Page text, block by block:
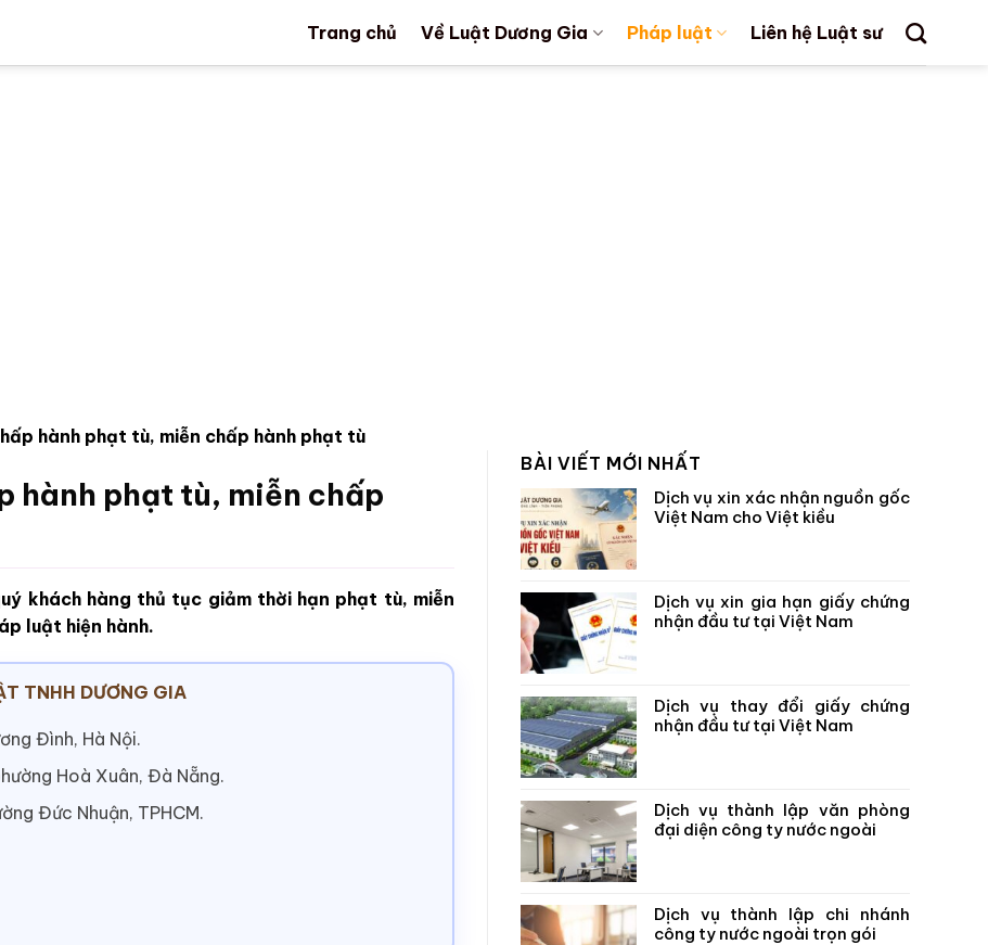
Trang chủ Về Luật Dương Gia Pháp luật Liên hệ Luật sư
hành phạt tù, miễn chấp hành phạt tù
hành phạt tù, miễn chấp
khách hàng thủ tục giảm thời hạn phạt tù, miễn
luật hiện hành.
TNHH DƯƠNG GIA
Đình, Hà Nội.
Hoà Xuân, Đà Nẵng.
Đức Nhuận, TPHCM.
BÀI VIẾT MỚI NHẤT
Dịch vụ xin xác nhận nguồn gốc
Việt Nam cho Việt kiều
Dịch vụ xin gia hạn giấy chứng
nhận đầu tư tại Việt Nam
Dịch vụ thay đổi giấy chứng
nhận đầu tư tại Việt Nam
Dịch vụ thành lập văn phòng
đại diện công ty nước ngoài
Dịch vụ thành lập chi nhánh
công ty nước ngoài trọn gói